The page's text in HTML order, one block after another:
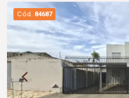
confortável e com
aproveitar todos os
Cód. 84687